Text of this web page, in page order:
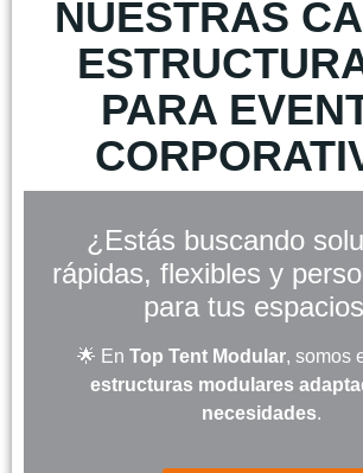
NUESTRAS
PARA
¿Estás buscando
rápidas, flexibles y
para tus
🌟 En Top Tent Modular, somos
estructuras modulares
necesidades.